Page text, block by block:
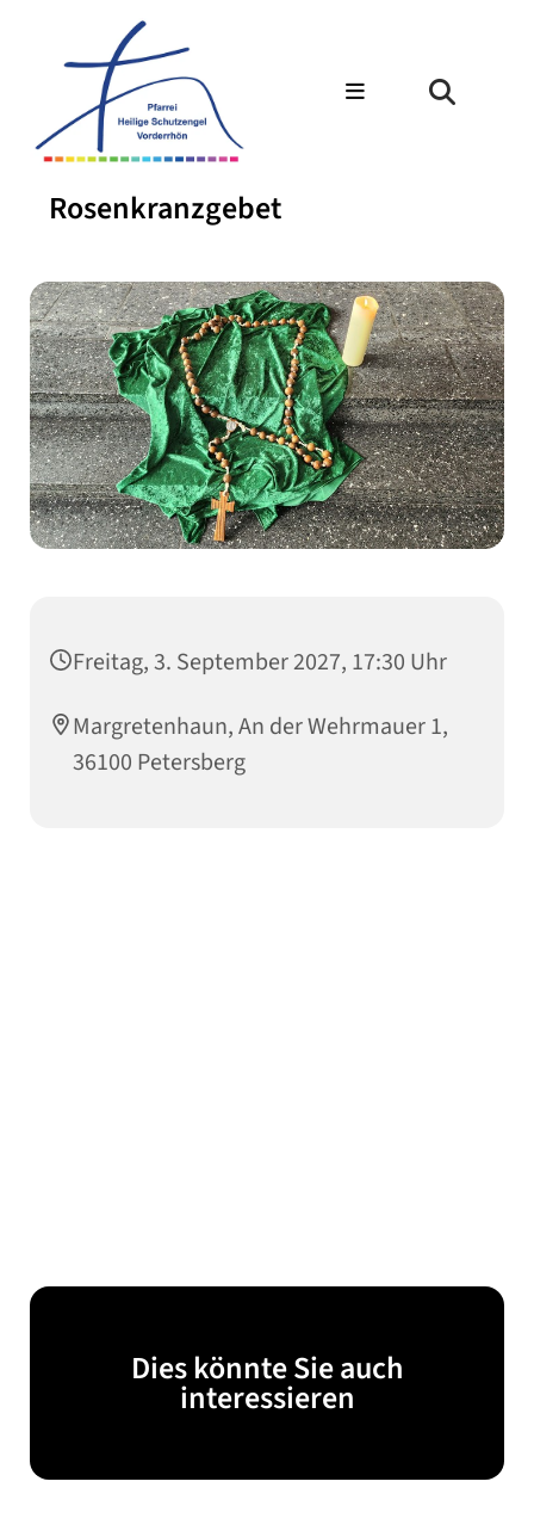
Rosenkranzgebet
Freitag, 3. September 2027, 17:30 Uhr
Margretenhaun, An der Wehrmauer 1,
36100 Petersberg
Dies könnte Sie auch
interessieren